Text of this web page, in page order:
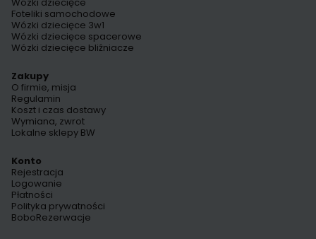
Wózki dziecięce
Foteliki samochodowe
Wózki dziecięce 3w1
Wózki dziecięce spacerowe
Wózki dziecięce bliźniacze
Zakupy
O firmie, misja
Regulamin
Koszt i czas dostawy
Wymiana, zwrot
Lokalne sklepy BW
Konto
Rejestracja
Logowanie
Płatności
Polityka prywatności
BoboRezerwacje